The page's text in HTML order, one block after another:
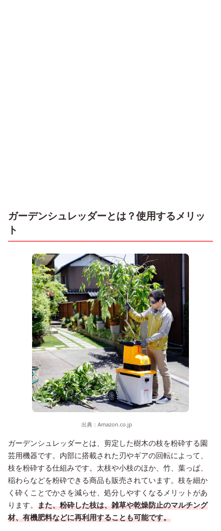
ガーデンシュレッダーとは？使用するメリッ
ト
出典： Amazon.co.jp
ガーデンシュレッダーとは、剪定した樹木の枝を粉砕する園
芸用機器です。内部に搭載された刃やギアの回転によって、
枝を粉砕する仕組みです。太枝や小枝のほか、竹、葉っぱ、
稲わらなどを粉砕できる商品も販売されています。枝を細か
く砕くことでかさを減らせ、処分しやすくなるメリットがあ
ります。 また、粉砕した枝は、雑草や乾燥防止のマルチング
材、有機肥料などに再利用することも可能です。